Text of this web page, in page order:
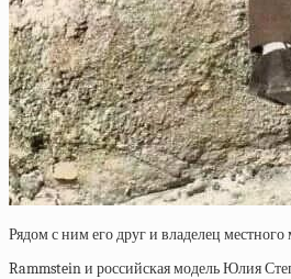
Рядом с ним его друг и владелец
Rammstein и российская модель Юлия